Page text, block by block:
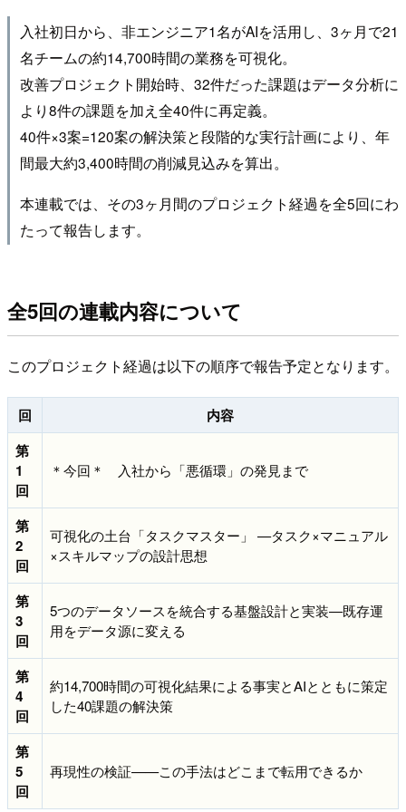
入社初日から、非エンジニア1名がAIを活用し、3ヶ月で21
名チームの約14,700時間の業務を可視化。
改善プロジェクト開始時、32件だった課題はデータ分析に
より8件の課題を加え全40件に再定義。
40件×3案=120案の解決策と段階的な実行計画により、年
間最大約3,400時間の削減見込みを算出。
本連載では、その3ヶ月間のプロジェクト経過を全5回にわ
たって報告します。
全5回の連載内容について
このプロジェクト経過は以下の順序で報告予定となります。
回
内容
第
1
回
＊今回＊ 入社から「悪循環」の発見まで
第
2
回
可視化の土台「タスクマスター」 —タスク×マニュアル
×スキルマップの設計思想
第
3
回
5つのデータソースを統合する基盤設計と実装—既存運
用をデータ源に変える
第
4
回
約14,700時間の可視化結果による事実とAIとともに策定
した40課題の解決策
第
5
回
再現性の検証——この手法はどこまで転用できるか